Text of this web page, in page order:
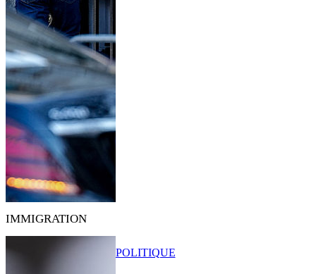
IMMIGRATION
POLITIQUE